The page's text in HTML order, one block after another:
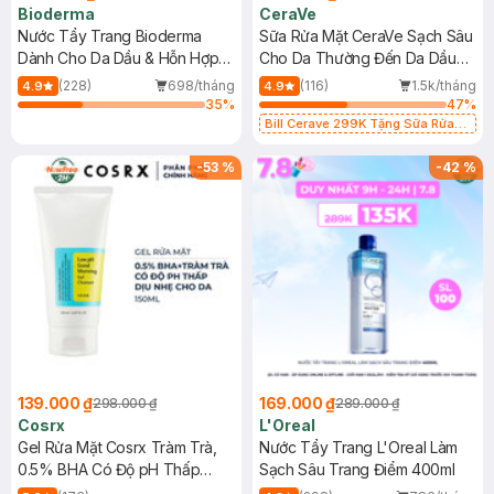
Bioderma
Nước Tẩy Trang Bioderma
Dành Cho Da Dầu & Hỗn Hợp
500ml
4.9 (228)
698/tháng
35%
CeraVe
Sữa Rửa Mặt CeraVe Sạch Sâu
Cho Da Thường Đến Da Dầu
473ml
4.9 (116)
1.5k/tháng
47%
Bill Cerave 299K Tặng Sữa Rửa
-53 %
139.000 ₫298.000 ₫
Cosrx
Gel Rửa Mặt Cosrx Tràm Trà,
0.5% BHA Có Độ pH Thấp
-42%
169.000 ₫289.000 ₫
L'Oreal
Nước Tẩy Trang L'Oreal Làm
Sạch Sâu Trang Điểm 400ml